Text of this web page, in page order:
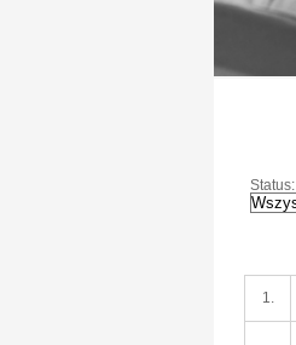
Status:
1.